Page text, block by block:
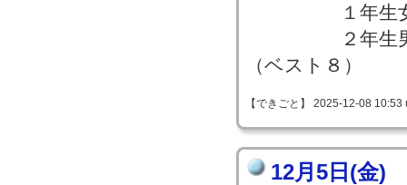
１年生女子
２年生男子
（ベスト８）
【できごと】 2025-12-08
12月5日(金)